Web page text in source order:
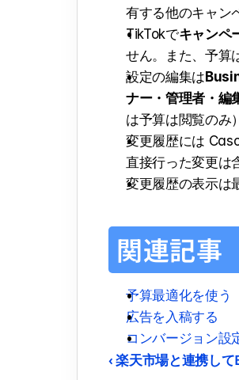
有する他のキャン
TikTokでキャンペ
せん。また、予算
設定の編集は
ナー・管理者・編
は予算は閲覧のみ
変更履歴には
直接行った変更は
変更履歴の表示は
関連記事
予算最適化を使う
広告を入稿する
コンバージョン設
‹ 楽天市場と連携して